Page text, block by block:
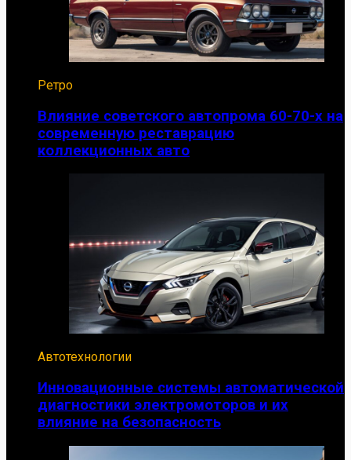
Ретро
Влияние советского автопрома 60-70-х на
современную реставрацию
коллекционных авто
Автотехнологии
Инновационные системы автоматической
диагностики электромоторов и их
влияние на безопасность